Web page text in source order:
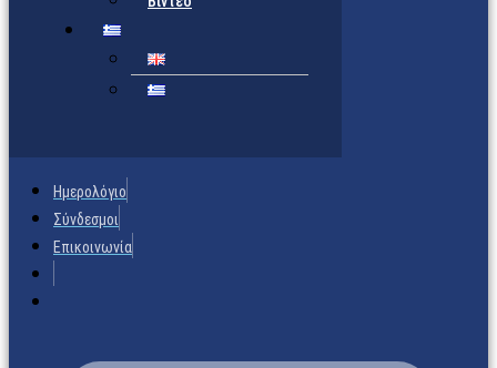
Ημερολόγιο
Σύνδεσμοι
Επικοινωνία